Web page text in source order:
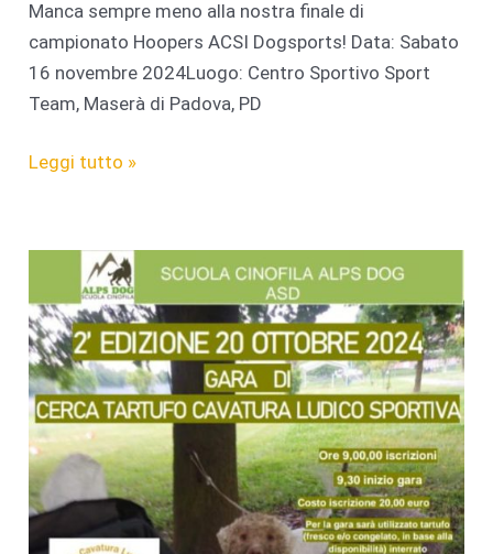
Manca sempre meno alla nostra finale di
campionato Hoopers ACSI Dogsports! Data: Sabato
16 novembre 2024Luogo: Centro Sportivo Sport
Team, Maserà di Padova, PD
Finali
Leggi tutto »